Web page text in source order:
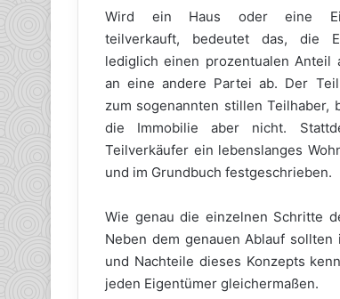
Wird ein Haus oder eine
teilverkauft, bedeutet das, die
lediglich einen prozentualen Anteil
an eine andere Partei ab. Der
zum sogenannten stillen Teilhaber,
die Immobilie aber nicht.
Teilverkäufer ein lebenslanges
und im Grundbuch festgeschrieben.
Wie genau die einzelnen Schritte
Neben dem genauen Ablauf
und Nachteile dieses Konzepts
jeden Eigentümer gleichermaßen.